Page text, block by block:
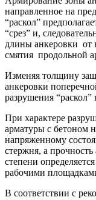
направленное на
“раскол”
“срез” и,
длины анкеровки от
смятия продольной
Изменяя толщину
анкеровки
разрушения “раскол”
При характере
арматуры с бетоном
напряженному
стержня, а
степени
рабочими
В соответствии с